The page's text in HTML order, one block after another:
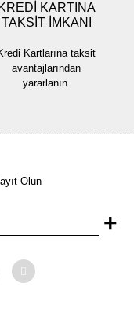
KREDİ KARTINA
TAKSİT İMKANI
Kartlarına taksit
avantajlarından
yararlanın.
Olun
+